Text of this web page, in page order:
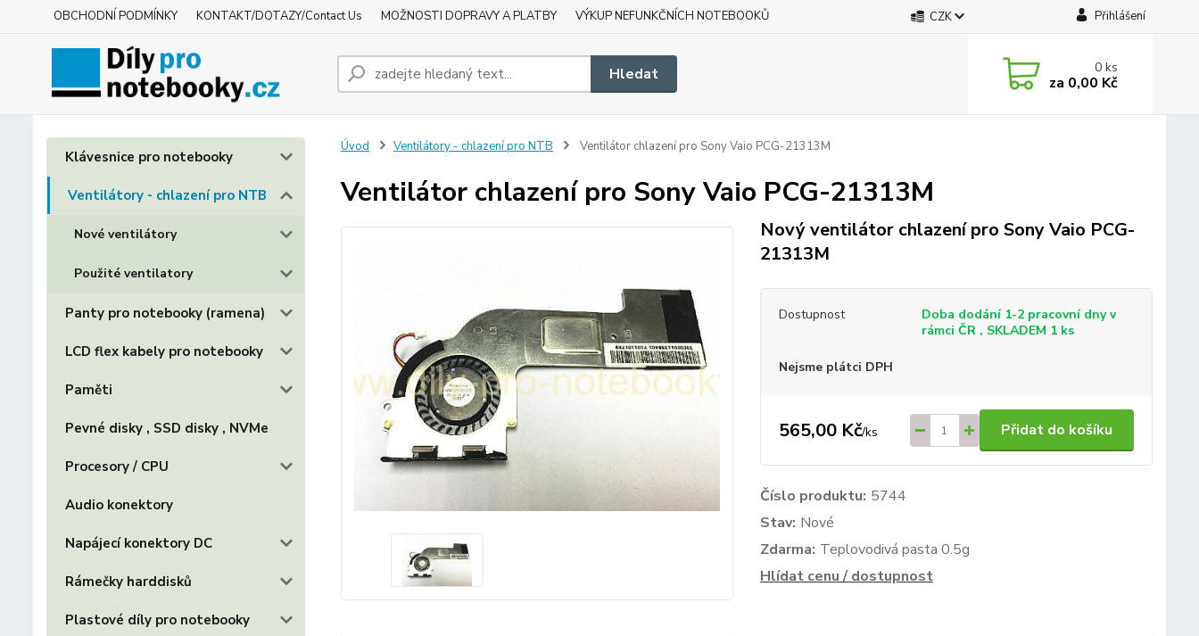
OBCHODNÍ PODMÍNKY KONTAKT/DOTAZY/Contact Us MOŽNOSTI DOPRAVY A PLATBY VÝKUP NEFUNKČNÍCH NOTEBOOKŮ CZK Přihlášení
Hledat 0ks
za 0,00 Kč
Klávesnice pro notebooky
Ventilátory - chlazení pro NTB
Nové ventilátory
Použité ventilatory
Panty pro notebooky (ramena)
LCD flex kabely pro notebooky
Paměti
Pevné disky , SSD disky , NVMe
Procesory / CPU
Audio konektory
Napájecí konektory DC
Rámečky harddisků
Plastové díly pro notebooky
Úvod Ventilátory - chlazení pro NTB Ventilátor chlazení pro Sony Vaio PCG-21313M
Ventilátor chlazení pro Sony Vaio PCG-21313M
Nový ventilátor chlazení pro Sony Vaio PCG-
21313M
Dostupnost
Doba dodání 1-2 pracovní dny v
rámci ČR , SKLADEM 1 ks
Nejsme plátci DPH
565,00 Kč/ks Přidat do košíku
Číslo produktu: 5744
Stav: Nové
Zdarma: Teplovodivá pasta 0.5g
Hlídat cenu / dostupnost